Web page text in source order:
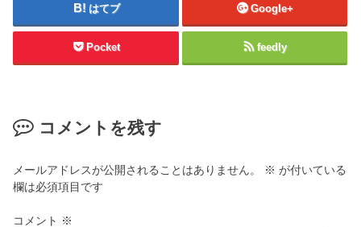
はてブ Google+
Pocket feedly
コメントを残す
メールアドレスが公開されることはありません。 ※ が付いている
欄は必須項目です
コメント ※